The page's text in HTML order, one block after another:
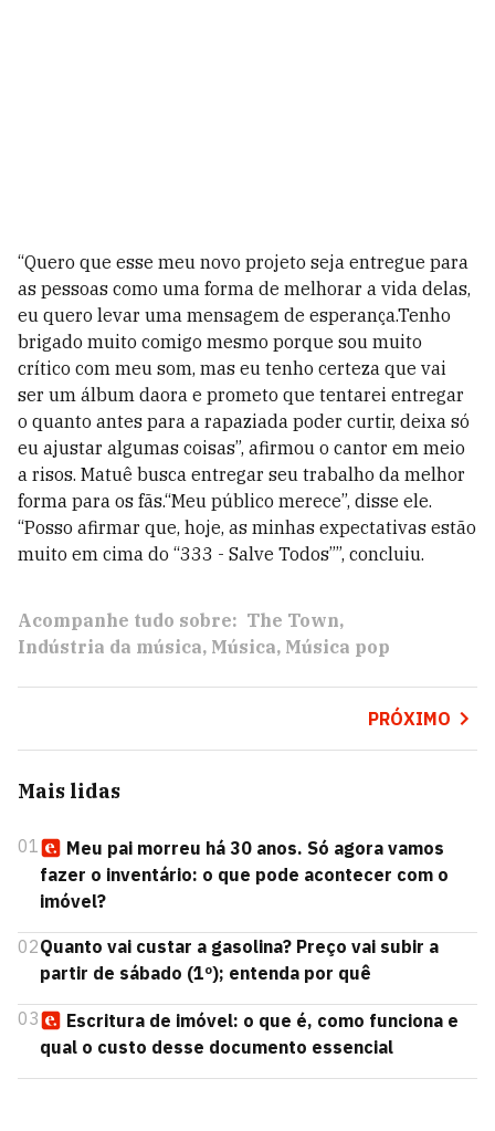
“Quero que esse meu novo projeto seja entregue para
as pessoas como uma forma de melhorar a vida delas,
eu quero levar uma mensagem de esperança.Tenho
brigado muito comigo mesmo porque sou muito
crítico com meu som, mas eu tenho certeza que vai
ser um álbum daora e prometo que tentarei entregar
o quanto antes para a rapaziada poder curtir, deixa só
eu ajustar algumas coisas”, afirmou o cantor em meio
a risos. Matuê busca entregar seu trabalho da melhor
forma para os fãs.“Meu público merece”, disse ele.
“Posso afirmar que, hoje, as minhas expectativas estão
muito em cima do “333 - Salve Todos””, concluiu.
Acompanhe tudo sobre: The Town
Indústria da música Música Música pop
PRÓXIMO
Mais lidas
01
Meu pai morreu há 30 anos. Só agora vamos
fazer o inventário: o que pode acontecer com o
imóvel?
02Quanto vai custar a gasolina? Preço vai subir a
partir de sábado (1º); entenda por quê
03
Escritura de imóvel: o que é, como funciona e
qual o custo desse documento essencial